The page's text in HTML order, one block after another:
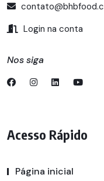
Login na conta
Nos siga
Acesso Rápido
Página inicial